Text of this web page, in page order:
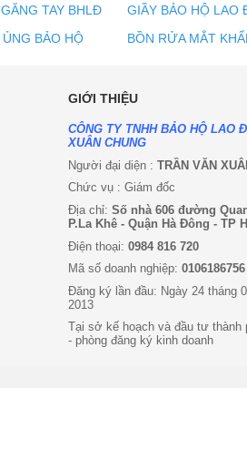
GĂNG TAY BHLĐ GIẦY BẢO HỘ LAO
ỦNG BẢO HỘ BỒN RỬA MẮT
GIỚI THIỆU
CÔNG TY TNHH BẢO HỘ LAO
XUÂN CHUNG
Người đại diện : TRẦN VĂN
Chức vụ : Giám đốc
Địa chỉ: Số nhà 606 đường
P.La Khê - Quận Hà Đông - TP
Điện thoại: 0984 816 720
Mã số doanh nghiệp: 0106186756
Đăng ký lần đầu: Ngày 24 tháng
2013
Tại sở kế hoạch và đầu tư thành
- phòng đăng ký kinh doanh